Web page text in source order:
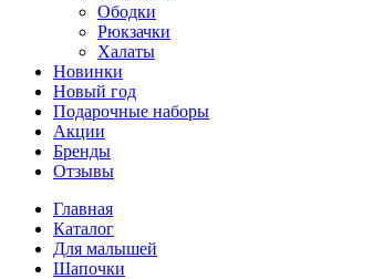
Ободки
Рюкзачки
Халаты
Новинки
Новый год
Подарочные наборы
Акции
Бренды
Отзывы
Главная
Каталог
Для малышей
Шапочки